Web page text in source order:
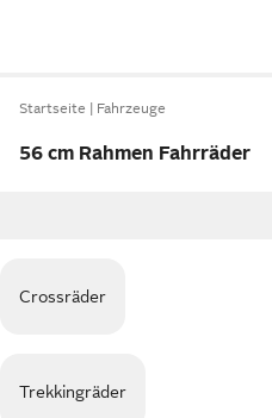
Startseite Fahrzeuge
56 cm Rahmen Fahrräder
Crossräder
Trekkingräder